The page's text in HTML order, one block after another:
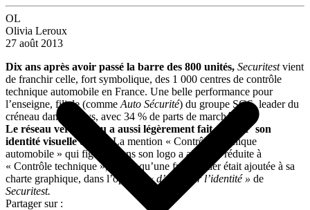
OL
Olivia Leroux
27 août 2013
Dix ans après avoir passé la barre des 800 unités, Securitestvient
de franchir celle, fort symbolique, des 1 000 centres de contrôle
technique automobile en France. Une belle performance pour
l’enseigne, filiale (comme Auto Sécurité) du groupe SGS, leader du
créneau dans le pays, avec 34 % de parts de marché.
Le réseau vert et bleu a aussi légèrement fait évoluer son
identité visuellecet été. La mention « Contrôle technique
automobile » qui figurait dans son logo a ainsi été réduite à
« Contrôle technique », tandis qu’une frise métier était ajoutée à sa
charte graphique, dans l’optique
« d’appuyer l’identité » de
Securitest.
Partager sur :